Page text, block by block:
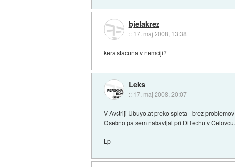
bjelakrez
:: 17. maj 2008, 13:38
kera stacuna v nemciji?
Leks
:: 17. maj 2008, 20:07
V Avstriji Ubuyo.at preko spleta - brez problemov
Osebno pa sem nabavljal pri DiTechu v Celovcu.
Lp